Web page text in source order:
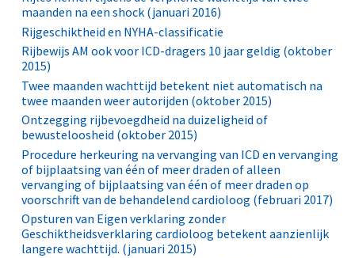
maanden na een shock (januari 2016)
Rijgeschiktheid en NYHA-classificatie
Rijbewijs AM ook voor ICD-dragers 10 jaar geldig (oktober
2015)
Twee maanden wachttijd betekent niet automatisch na
twee maanden weer autorijden (oktober 2015)
Ontzegging rijbevoegdheid na duizeligheid of
bewusteloosheid (oktober 2015)
Procedure herkeuring na vervanging van ICD en vervanging
of bijplaatsing van één of meer draden of alleen
vervanging of bijplaatsing van één of meer draden op
voorschrift van de behandelend cardioloog (februari 2017)
Opsturen van Eigen verklaring zonder
Geschiktheidsverklaring cardioloog betekent aanzienlijk
langere wachttijd. (januari 2015)